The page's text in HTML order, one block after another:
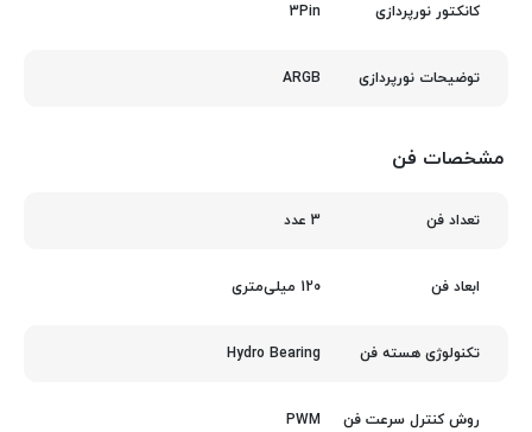
کانکتور نورپردازی 3Pin
توضیحات نورپردازی ARGB
مشخصات فن
تعداد فن 3 عدد
ابعاد فن 120 میلی‌متری
تکنولوژی هسته فن Hydro Bearing
روش کنترل سرعت فن PWM